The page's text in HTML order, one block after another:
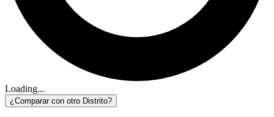
Loading...
¿Comparar con otro Distrito?